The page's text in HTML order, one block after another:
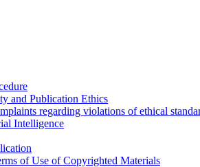
and Publication Ethics
regarding violations of ethical
Intelligence
of Use of Copyrighted Materials